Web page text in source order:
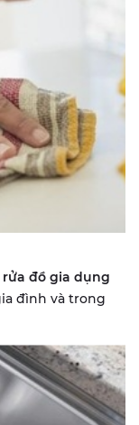
rửa đồ gia dụng
đình và trong